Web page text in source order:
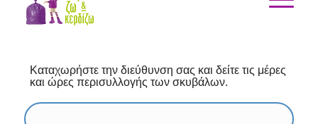
Καταχωρήστε την διεύθυνση σας και δείτε τις μέρες
και ώρες περισυλλογής των σκυβάλων.